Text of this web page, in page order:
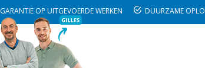
GARANTIE OP UITGEVOERDE WERKEN DUURZAME